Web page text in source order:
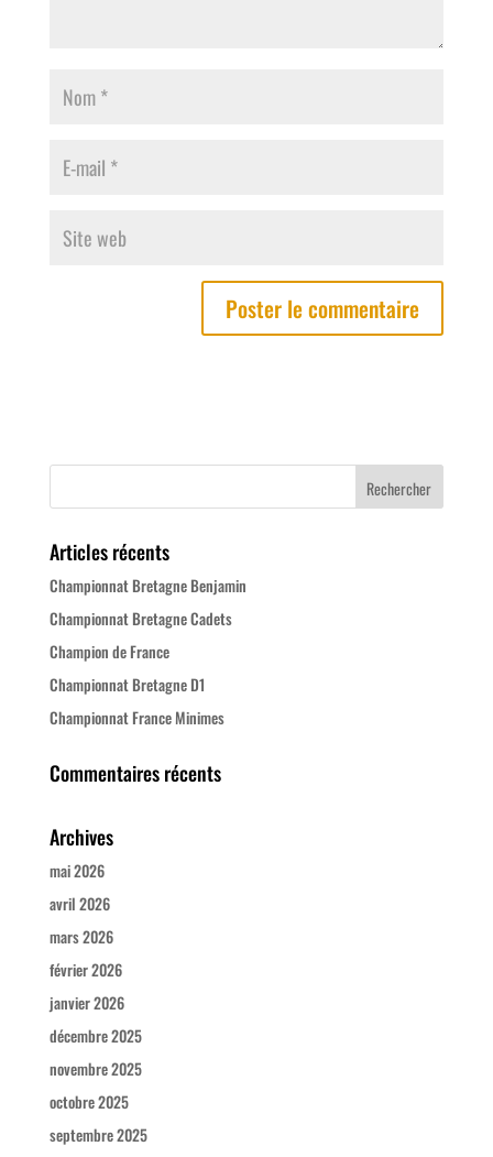
Articles récents
Championnat Bretagne Benjamin
Championnat Bretagne Cadets
Champion de France
Championnat Bretagne D1
Championnat France Minimes
Commentaires récents
Archives
mai 2026
avril 2026
mars 2026
février 2026
janvier 2026
décembre 2025
novembre 2025
octobre 2025
septembre 2025